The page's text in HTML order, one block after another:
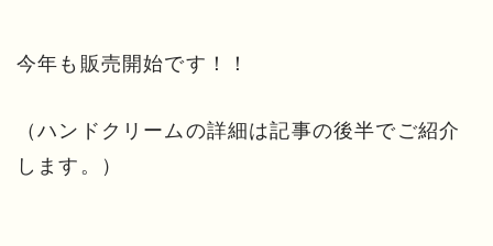
今年も販売開始です！！
（ハンドクリームの詳細は記事の後半でご紹介
します。）